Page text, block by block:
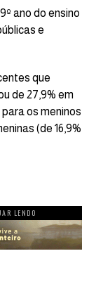
ano do ensino
e
que
de 27,9% em
os meninos
(de 16,9%
LENDO